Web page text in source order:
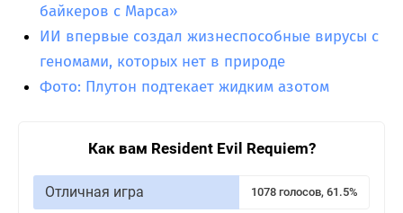
байкеров с Марса»
ИИ впервые создал жизнеспособные вирусы с
геномами, которых нет в природе
Фото: Плутон подтекает жидким азотом
Как вам Resident Evil Requiem?
Отличная игра 1078 голосов, 61.5%